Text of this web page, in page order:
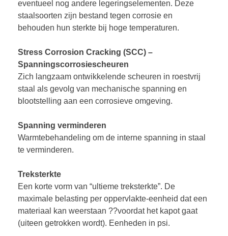
eventueel nog andere legeringselementen. Deze
staalsoorten zijn bestand tegen corrosie en
behouden hun sterkte bij hoge temperaturen.
Stress Corrosion Cracking (SCC) –
Spanningscorrosiescheuren
Zich langzaam ontwikkelende scheuren in roestvrij
staal als gevolg van mechanische spanning en
blootstelling aan een corrosieve omgeving.
Spanning verminderen
Warmtebehandeling om de interne spanning in staal
te verminderen.
Treksterkte
Een korte vorm van “ultieme treksterkte”. De
maximale belasting per oppervlakte-eenheid dat een
materiaal kan weerstaan ??voordat het kapot gaat
(uiteen getrokken wordt). Eenheden in psi.